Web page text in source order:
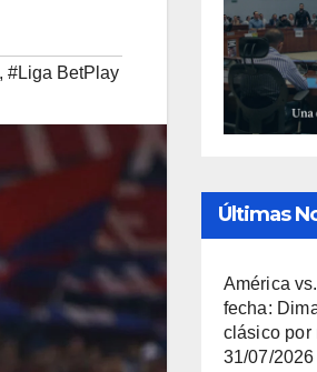
, #Liga BetPlay
Últimas
América
fecha:
clásico por
31/07/2026